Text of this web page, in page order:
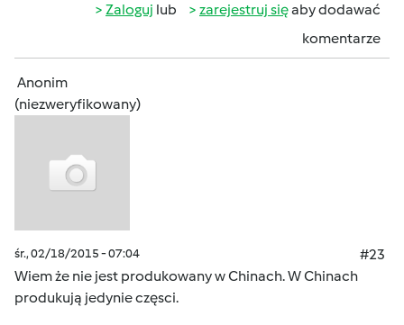
Zaloguj lub zarejestruj sięaby dodawać
komentarze
Anonim
(niezweryfikowany)
śr., 02/18/2015 - 07:04
#23
Wiem że nie jest produkowany w Chinach. W Chinach
produkują jedynie częsci.